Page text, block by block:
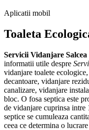
Aplicatii mobil
Toaleta
Servicii Vidanjare Salcea
informatii utile despre
vidanjare toalete
decantoare, vidanjare
canalizare, vidanjare
bloc. O fosa septica este
de vidanjare cuprinsa
septice se cumuleaza
ceea ce determina o